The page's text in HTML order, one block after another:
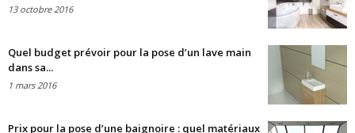
13 octobre 2016
Quel budget prévoir pour la pose d’un lave main
dans sa...
1 mars 2016
Prix pour la pose d’une baignoire : quel matériaux